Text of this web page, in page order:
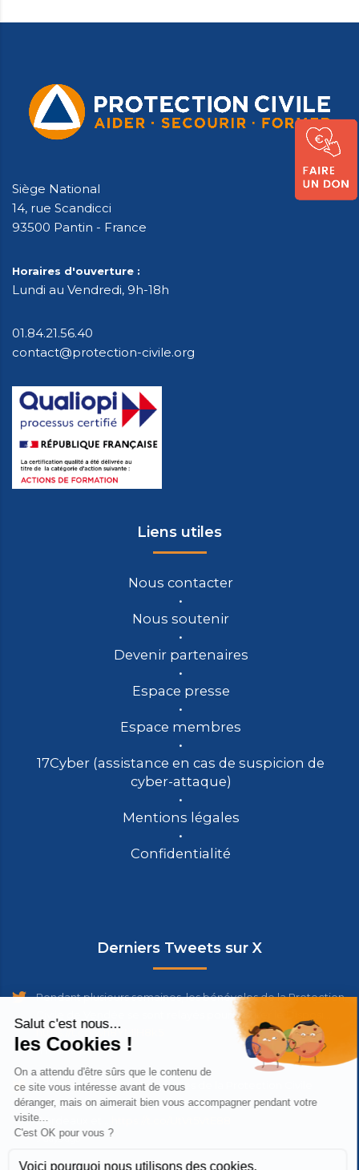
Siège National
14, rue Scandicci
93500 Pantin - France
Horaires d'ouverture :
Lundi au Vendredi, 9h-18h
01.84.21.56.40
contact@protection-civile.org
Liens utiles
Nous contacter
Nous soutenir
Devenir partenaires
Espace presse
Espace membres
17Cyber (assistance en cas de suspicion de
cyber-attaque)
Mentions légales
Confidentialité
Derniers Tweets sur X
Pendant plusieurs semaines, les bénévoles de la Protection
Civile de Vendée se sont relayés pour assurer le Disposi…
https://t.co/wh8YMlH8k5
11 hours ago
[Feux de forêts] Les bénévoles de la Protection Civile
ouvrent des Centres d'Hébergement d'Urgence à
Bordeaux et…
9 days ago